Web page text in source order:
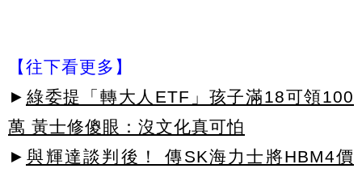
【往下看更多】
► 綠委提「轉大人ETF」孩子滿18可領100
萬 黃士修傻眼：沒文化真可怕
► 與輝達談判後！ 傳SK海力士將HBM4價